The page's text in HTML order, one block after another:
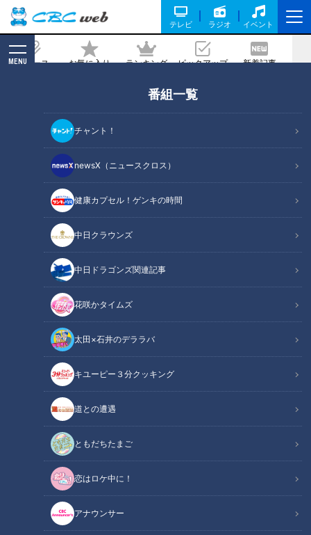
テレビ ラジオ イベント
ニュース お気に入り ランキング ピックアップ 新着記事
MENU
番組一覧
チャント！
newsX（ニュースクロス）
健康カプセル！ゲンキの時間
中日クラウンズ
中日ドラゴンズ関連記事
花咲かタイムズ
太田×石井のデララバ
キユーピー３分クッキング
道との遭遇
ともだちたまご
恋はロケ中に！
アナウンサー
ースメイク＆肌悩みカバー術
記事に戻る
CBCテレビ me:tone編集部
この記事の画像